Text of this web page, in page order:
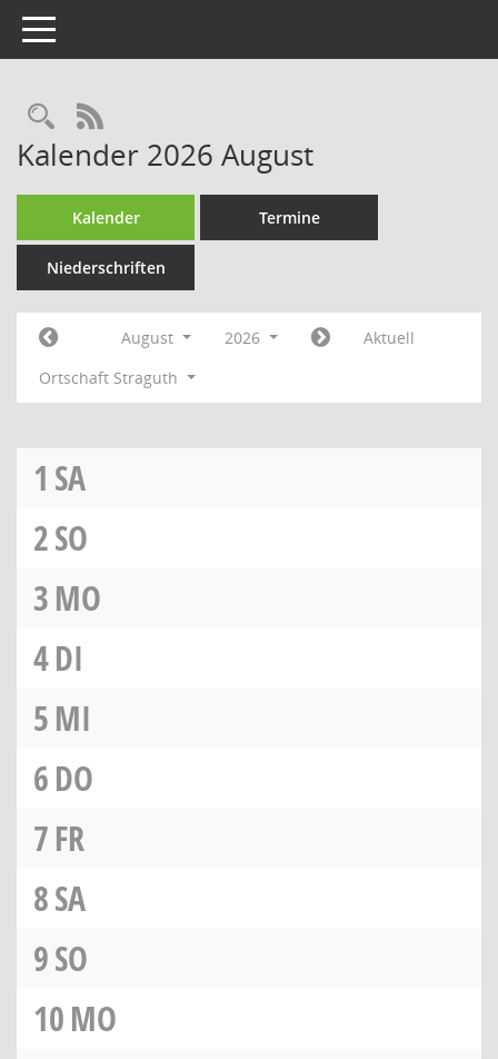
Toggle navigation
Rechercheauswahl
RSS-Feed
Kalender 2026 August
Kalender Termine
Niederschriften
August 2026
Aktuell
Ortschaft Straguth
1 SA
2SO
3MO
4DI
5MI
6DO
7FR
8SA
9SO
10MO